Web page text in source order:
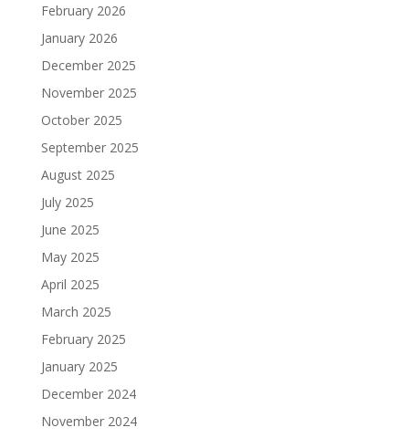
February 2026
January 2026
December 2025
November 2025
October 2025
September 2025
August 2025
July 2025
June 2025
May 2025
April 2025
March 2025
February 2025
January 2025
December 2024
November 2024